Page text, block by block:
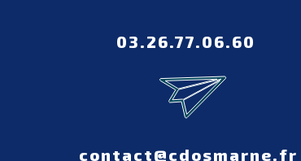
03.26.77.06.60
contact@cdosmarne.fr